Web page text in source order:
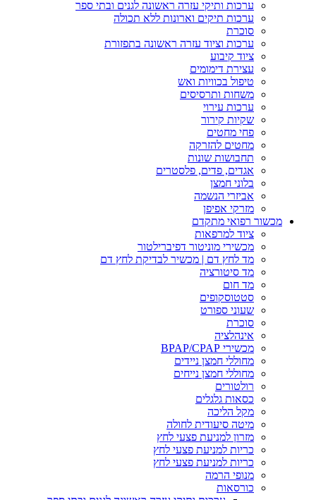
ערכות ותיקי עזרה ראשונה לגנים ובתי ספר
ערכות תיקים וארונות ללא תכולה
סוכרת
ערכות וציוד עזרה ראשונה בתפזורת
ציוד קיבוע
עצירת דימומים
טיפול בכוויות ואש
משחות ותרסיסים
ערכות עירוי
שקיות קירור
פחי מחטים
מחטים להזרקה
תחבושות שונות
אגדים, פדים, פלסטרים
בלוני חמצן
אביזרי הנשמה
מזרקי אפיפן
מכשור רפואי מתקדם
ציוד למרפאות
מכשירי מוניטור דפיברילטור
מד לחץ דם | מכשיר לבדיקת לחץ דם
מד סיטורציה
מד חום
סטטוסקופים
שעוני ספורט
סוכרת
אינהלציה
מכשירי BPAP/CPAP
מחוללי חמצן ניידים
מחוללי חמצן נייחים
רולטורים
כסאות גלגלים
מקל הליכה
מיטה סיעודית לחולה
מזרון למניעת פצעי לחץ
כריות למניעת פצעי לחץ
כריות למניעת פצעי לחץ
מנופי הרמה
כורסאות